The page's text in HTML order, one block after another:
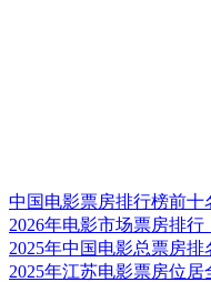
中国电影票房排行榜前十
2026年电影市场票房排行
2025年中国电影总票房排
2025年江苏电影票房位居